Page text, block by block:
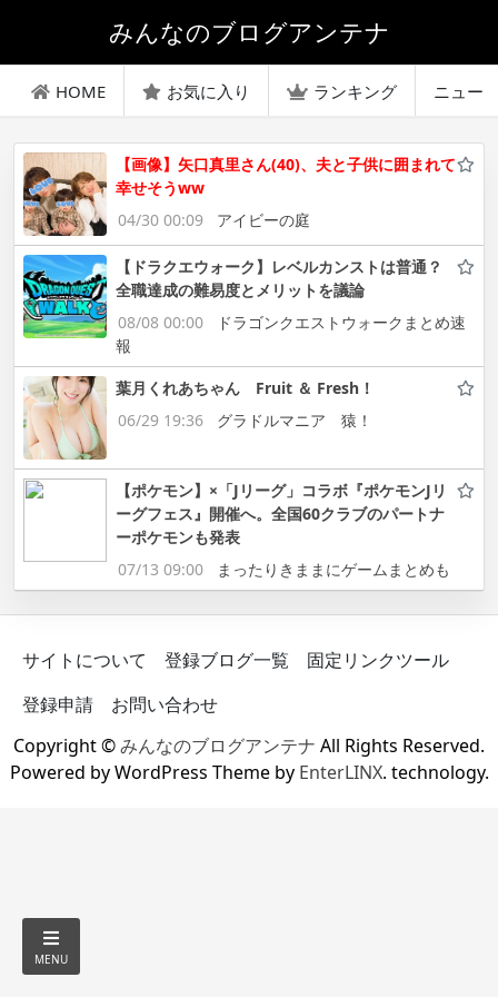
みんなのブログアンテナ
HOME お気に入り ランキング ニュー
【画像】矢口真里さん(40)、夫と子供に囲まれて
幸せそうww
04/30 00:09
アイビーの庭
【ドラクエウォーク】レベルカンストは普通？
全職達成の難易度とメリットを議論
08/08 00:00
ドラゴンクエストウォークまとめ速
報
葉月くれあちゃん Fruit ＆ Fresh！
06/29 19:36
グラドルマニア 猿！
【ポケモン】×「Jリーグ」コラボ『ポケモンJリ
ーグフェス』開催へ。全国60クラブのパートナ
ーポケモンも発表
07/13 09:00
まったりきままにゲームまとめも
サイトについて 登録ブログ一覧
固定リンクツール
登録申請
お問い合わせ
Copyright ©みんなのブログアンテナ All Rights Reserved.
Powered by WordPress Theme by EnterLINX. technology.
MENU